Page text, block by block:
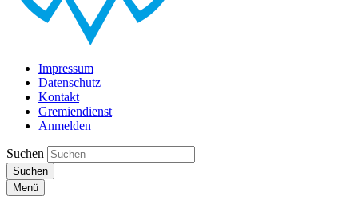
Impressum
Datenschutz
Kontakt
Gremiendienst
Anmelden
Suchen
Suchen
Menü